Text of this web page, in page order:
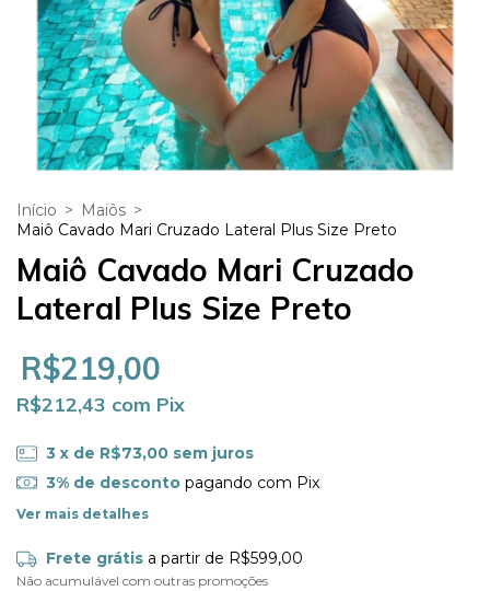
Início > Maiôs >
Maiô Cavado Mari Cruzado Lateral Plus Size Preto
Maiô Cavado Mari Cruzado
Lateral Plus Size Preto
R$219,00
R$212,43 com Pix
3 x de R$73,00 sem juros
3% de descontopagando com Pix
Ver mais detalhes
Frete grátis a partir de R$599,00
Não acumulável com outras promoções